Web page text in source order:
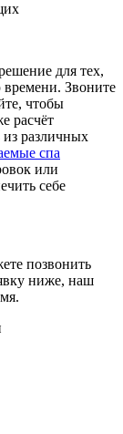
для тех,
времени. Звоните
чтобы
расчёт
различных
спа
или
себе
позвонить
ниже, наш